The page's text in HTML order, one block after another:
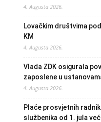
4. Augusta 2026.
Lovačkim društvima
KM
4. Augusta 2026.
Vlada ZDK osigurala
zaposlene u
4. Augusta 2026.
Plaće prosvjetnih
službenika od 1. jula